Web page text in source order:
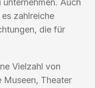
Auch
zahlreiche
die für
Vielzahl von
Museen, Theater